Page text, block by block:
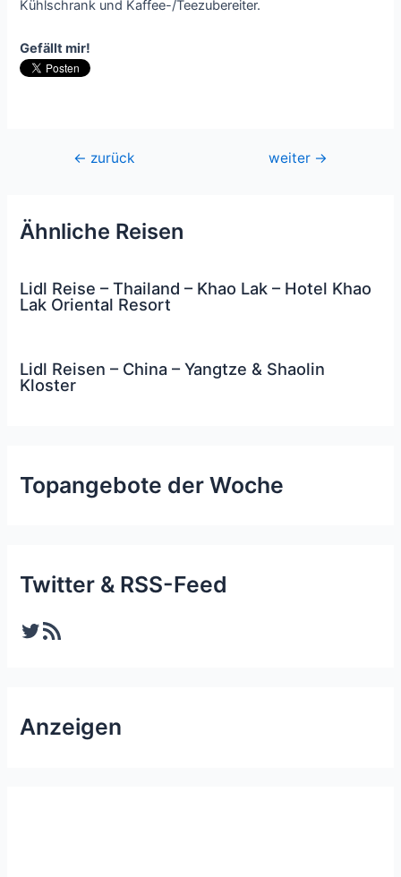
Kühlschrank und Kaffee-/Teezubereiter.
Gefällt mir!
Beitragsnavigation
← zurück weiter →
Ähnliche Reisen
Lidl Reise – Thailand – Khao Lak – Hotel Khao
Lak Oriental Resort
Lidl Reisen – China – Yangtze & Shaolin
Kloster
Topangebote der Woche
Twitter & RSS-Feed
Twitter RSS-Feed
Anzeigen